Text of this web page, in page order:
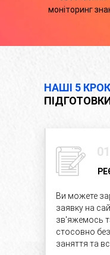
моніторинг
НАШІ 5
Ви можете
заявку на
зв'яжемось
стосовно
заняття та
01
Ви можете
заявку на
зв'яжемось
стосовно
заняття та
01